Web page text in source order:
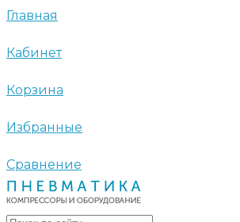
Главная
Кабинет
Корзина
Избранные
Сравнение